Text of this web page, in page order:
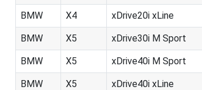
BMW X4 xDrive20i xLine
BMW X5 xDrive30i M Sport
BMW X5 xDrive40i M Sport
BMW X5 xDrive40i xLine